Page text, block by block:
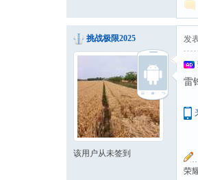
挑战极限2025
该用户从未签到
发
雷
荣